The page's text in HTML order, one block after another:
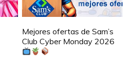
Mejores ofertas de Sam’s
Club Cyber Monday 2026